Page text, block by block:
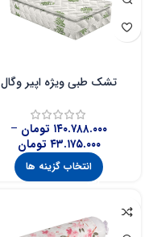
تشک طبی ویژه اپیر وگال
۱۴۰.۷۸۸.۰۰۰ تومان –
۴۳.۱۷۵.۰۰۰ تومان
انتخاب گزینه ها